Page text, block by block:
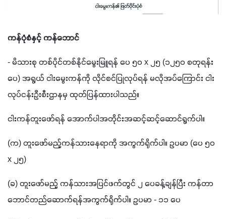
ကန်ပုံစံနှင့် ကန်ဘောင်
- မိသားစု တစ်ပိုင်တစ်နိုင်မွေးမြူရန် ပေ ၅၀ x ၂၅ (၁၂၅၀ စတုရန်း
ပေ) အရွယ် ငါးမွေးကန်ကို လိုင်စင်ပြုလုပ်ရန် မလိုအပ်ကြောင်း ငါး
လုပ်ငန်းဦးစီးဌာနမှ ထုတ်ပြန်ထားပါသည်။
ငါးကန်တူးဖော်ရန် အောက်ပါအတိုင်းအဆင့်ဆင့်ဆောင်ရွက်ပါ။
(က) တူးဖော်မည့်ကန်သားနေရာကို အကွက်ရိုက်ပါ။ ဥပမာ (
x ၂၅)
(ခ) တူးဖော်မည့် ကန်သားအပြင်ဖက်တွင် ၂ ပေခန့်ချန်ပြီး ကန်တာ
ဘောင်တည်ဆောက်ရန်အကွက်ရိုက်ပါ။ ဥပမာ - ၁၁ ပေ